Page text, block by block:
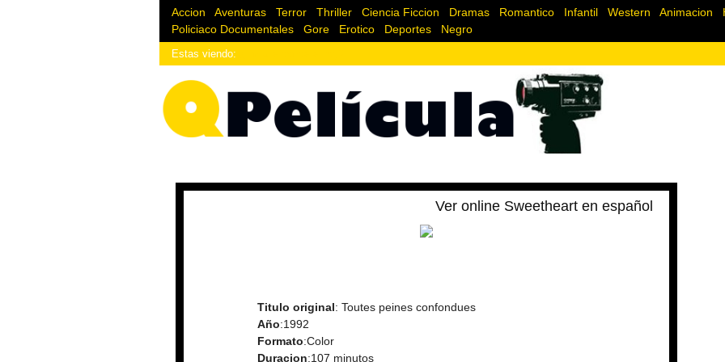
Accion Aventuras Terror Thriller Ciencia Ficcion Dramas Romantico Infantil Western Animacion
Policiaco Documentales Gore Erotico Deportes Negro
Estas viendo:
Ver online Sweetheart en español
Titulo original: Toutes peines confondues
Año:1992
Formato:Color
Duracion:107 minutos